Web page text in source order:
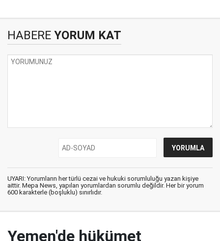
HABERE YORUM KAT
UYARI: Yorumların her türlü cezai ve hukuki sorumluluğu yazan kişiye
aittir. Mepa News, yapılan yorumlardan sorumlu değildir. Her bir yorum
600 karakterle (boşluklu) sınırlıdır.
Yemen'de hükümet